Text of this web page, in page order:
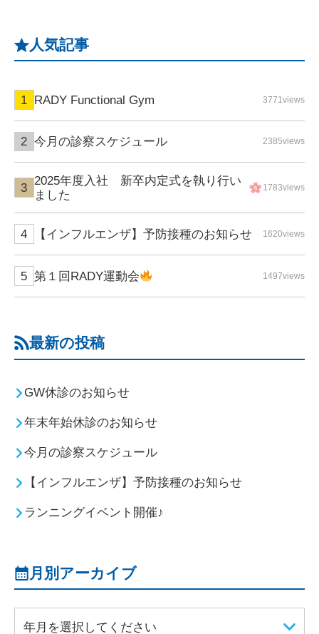
人気記事
RADY Functional Gym 3771views
今月の診察スケジュール 2385views
2025年度入社 新卒内定式を執り行い
ました
1783views
【インフルエンザ】予防接種のお知らせ 1620views
第１回RADY運動会 1497views
最新の投稿
GW休診のお知らせ
年末年始休診のお知らせ
今月の診察スケジュール
【インフルエンザ】予防接種のお知らせ
ランニングイベント開催♪
月別アーカイブ
年月を選択してください